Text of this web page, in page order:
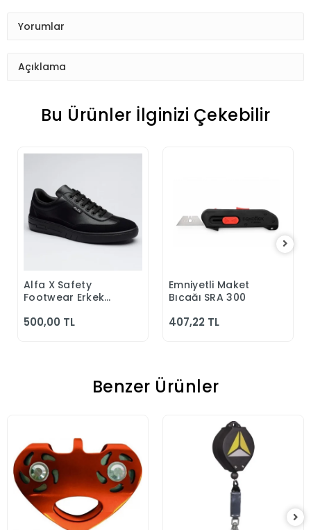
Yorumlar
Açıklama
Bu Ürünler İlginizi Çekebilir
Sepete Ekle
Alfa X Safety
Footwear Erkek
Klasik Ayakkabı
500,00 TL
Sepete Ekle
Emniyetli Maket
Bıçağı SRA 300
407,22 TL
Benzer Ürünler